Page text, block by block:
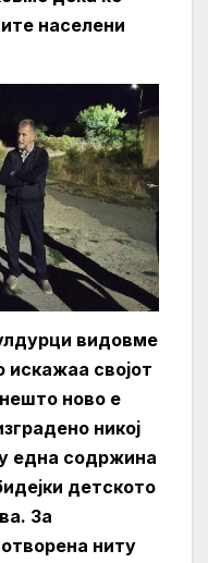
населени
видовме
искажаа својот
ново е
никој
една содржина
детското
За
ниту